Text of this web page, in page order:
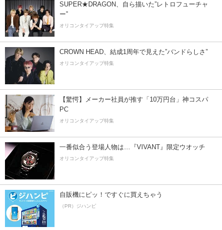
SUPER★DRAGON、自ら描いた”レトロフューチャ
ー”
オリコンタイアップ特集
CROWN HEAD、結成1周年で見えた”バンドらしさ”
オリコンタイアップ特集
【驚愕】メーカー社員が推す「10万円台」神コスパ
PC
オリコンタイアップ特集
一番似合う登場人物は…『VIVANT』限定ウオッチ
オリコンタイアップ特集
自販機にピッ！ですぐに買えちゃう
（PR）ジハンピ